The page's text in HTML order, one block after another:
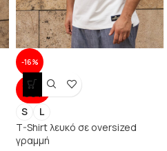
-16%
SOLD
OUT
S
L
T-Shirt λευκό σε oversized
γραμμή